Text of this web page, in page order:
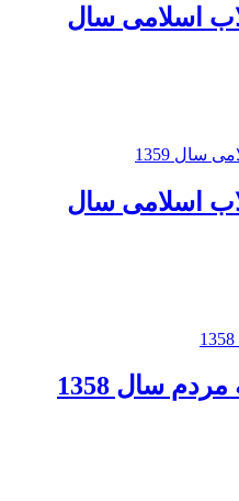
اسلامی سال
اسلامی سال
سال 1358